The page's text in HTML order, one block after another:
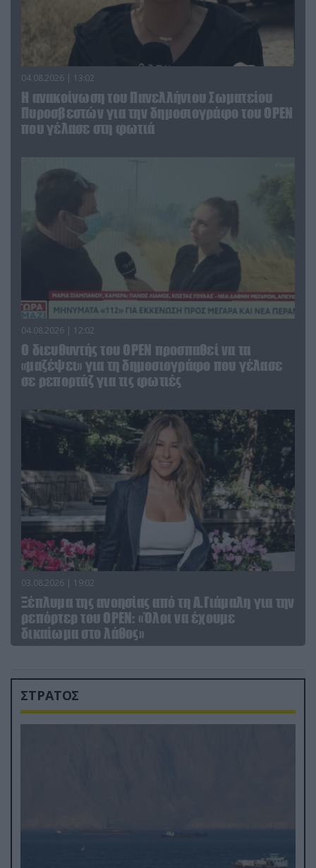
04.08.2026 | 13:02
Η ανακοίνωση του Πανελλήνιου Σωματείου
Πυροσβεστών για την δημοσιογράφο του OPEN
που γέλασε στη φωτιά
04.08.2026 | 12:02
O διευθυντής του OPEN προσπαθεί να τα
«μαζέψει» για τη δημοσιογράφο που γέλασε
σε ρεπορτάζ για τις φωτιές
03.08.2026 | 19:02
Ξέπλυμα της ανοησίας από τη Α.Γιάμαλη για την
ρεπόρτερ του ΟΡΕΝ: «Όλοι να έχουμε
δικαίωμα στο λάθος»
ΣΤΡΑΤΟΣ